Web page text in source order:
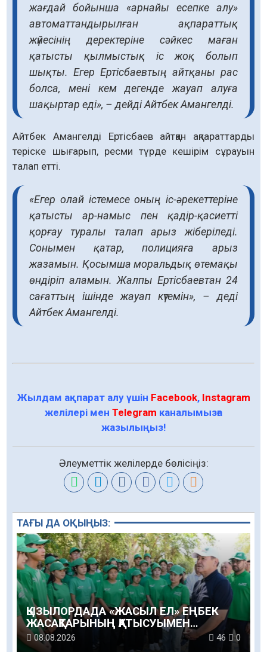
жағдай бойынша «арнайы есепке алу»
автоматтандырылған ақпараттық
жүйесінің деректеріне сәйкес маған
қатысты қылмыстық іс жоқ болып
шықты. Егер Ертісбаевтың айтқаны рас
болса, мені кем дегенде жауап алуға
шақыртар еді», – дейді Айтбек Амангелді.
Айтбек Амангелді Ертісбаев айтқан ақпараттарды
теріске шығарып, ресми түрде кешірім сұрауын
талап етті.
«Егер олай істемесе оның іс-әрекеттеріне
қатысты ар-намыс пен қадір-қасиетті
қорғау туралы талап арыз жіберіледі.
Сонымен қатар, полицияға арыз
жазамын. Қосымша моральдық өтемақы
өндіріп аламын. Жалпы Ертісбаевтан 24
сағаттың ішінде жауап күтемін», – деді
Айтбек Амангелді.
Жылдам ақпарат алу үшін Facebook, Instagram
желілері мен Telegram каналымызға
жазылыңыз!
Әлеуметтік желілерде бөлісіңіз:
ТАҒЫ ДА ОҚЫҢЫЗ:
ҚЫЗЫЛОРДАДА «ЖАСЫЛ ЕЛ» ЕҢБЕК
ЖАСАҚТАРЫНЫҢ ҚАТЫСУЫМЕН
ЭКОЛОГИЯЛЫҚ СЕНБІЛІК ӨТТІ
08.08.2026 46 0